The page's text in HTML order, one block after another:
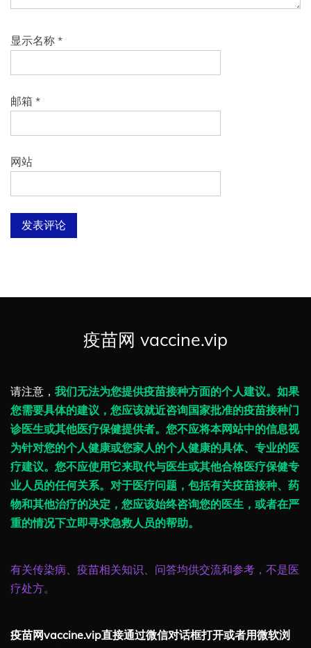
显示名称 *
邮箱 *
网站
疫苗网 vaccine.vip
请注意， 我们无法为您提供疫苗接种方面的个人建议。如果
您需要具体的建议，您应该就近咨询国家批准的疫苗接种门
诊医生或其他医疗保健提供者。您不应将本网站中的信息视
为针对您的个人健康或您家人的个人健康的具体、专业的医
疗建议。您不应使用它来取代与医生或其他合格医疗保健专
业人员的任何关系。对于医疗问题，包括有关疫苗接种、药
物和其他治疗的决定，您应该始终咨询您的医生，或者在严
重的情况下立即寻求急救人员的帮助。
有关传染病、疫苗相关知识、问答均供交流和参考，不是医
疗处方。
疫苗网vaccine.vip直接通过微信对话框打开或者用微软浏